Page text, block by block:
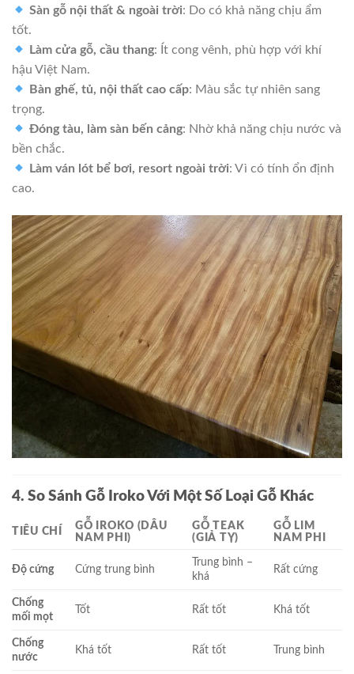
Sàn gỗ nội thất & ngoài trời: Do có khả năng chịu ẩm
tốt.
Làm cửa gỗ, cầu thang: Ít cong vênh, phù hợp với khí
hậu Việt Nam.
Bàn ghế, tủ, nội thất cao cấp: Màu sắc tự nhiên sang
trọng.
Đóng tàu, làm sàn bến cảng: Nhờ khả năng chịu nước và
bền chắc.
Làm ván lót bể bơi, resort ngoài trời: Vì có tính ổn định
cao.
4. So Sánh Gỗ Iroko Với Một Số Loại Gỗ Khác
TIÊU CHÍ
GỖ IROKO (DÂU
NAM PHI)
GỖ TEAK
(GIẢ TỴ)
GỖ LIM
NAM PHI
Độ cứng Cứng trung bình
Trung bình –
khá
Rất cứng
Chống
mối mọt
Tốt Rất tốt Khá tốt
Chống
nước
Khá tốt Rất tốt Trung bình